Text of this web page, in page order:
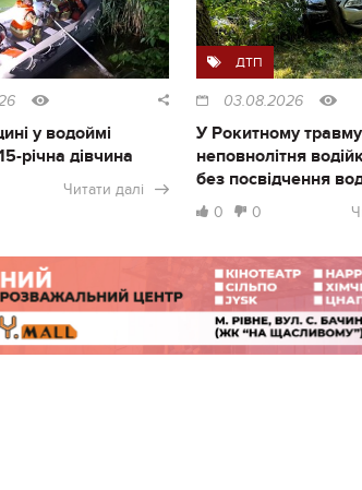
у водоймі
річна дівчина
Читати далі
ДТП
03.08.2026
У Рокитному
неповнолітня
без посвідчення
0 0